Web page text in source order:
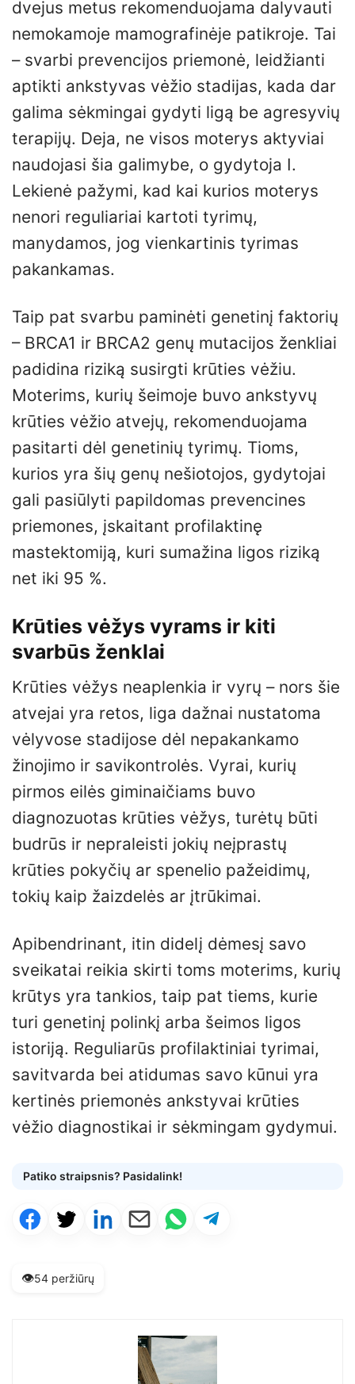
dvejus metus rekomenduojama dalyvauti
nemokamoje mamografinėje patikroje. Tai
– svarbi prevencijos priemonė, leidžianti
aptikti ankstyvas vėžio stadijas, kada dar
galima sėkmingai gydyti ligą be agresyvių
terapijų. Deja, ne visos moterys aktyviai
naudojasi šia galimybe, o gydytoja I.
Lekienė pažymi, kad kai kurios moterys
nenori reguliariai kartoti tyrimų,
manydamos, jog vienkartinis tyrimas
pakankamas.
Taip pat svarbu paminėti genetinį faktorių
– BRCA1 ir BRCA2 genų mutacijos ženkliai
padidina riziką susirgti krūties vėžiu.
Moterims, kurių šeimoje buvo ankstyvų
krūties vėžio atvejų, rekomenduojama
pasitarti dėl genetinių tyrimų. Tioms,
kurios yra šių genų nešiotojos, gydytojai
gali pasiūlyti papildomas prevencines
priemones, įskaitant profilaktinę
mastektomiją, kuri sumažina ligos riziką
net iki 95 %.
Krūties vėžys vyrams ir kiti
svarbūs ženklai
Krūties vėžys neaplenkia ir vyrų – nors šie
atvejai yra retos, liga dažnai nustatoma
vėlyvose stadijose dėl nepakankamo
žinojimo ir savikontrolės. Vyrai, kurių
pirmos eilės giminaičiams buvo
diagnozuotas krūties vėžys, turėtų būti
budrūs ir nepraleisti jokių neįprastų
krūties pokyčių ar spenelio pažeidimų,
tokių kaip žaizdelės ar įtrūkimai.
Apibendrinant, itin didelį dėmesį savo
sveikatai reikia skirti toms moterims, kurių
krūtys yra tankios, taip pat tiems, kurie
turi genetinį polinkį arba šeimos ligos
istoriją. Reguliarūs profilaktiniai tyrimai,
savitvarda bei atidumas savo kūnui yra
kertinės priemonės ankstyvai krūties
vėžio diagnostikai ir sėkmingam gydymui.
Patiko straipsnis? Pasidalink!
👁️54 peržiūrų